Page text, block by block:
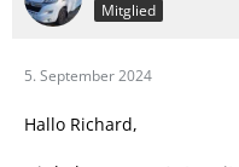
Mitglied
5. September 2024
Hallo Richard,